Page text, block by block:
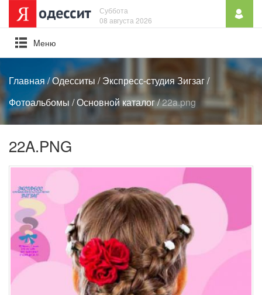
Суббота
08 августа 2026
Mеню
Главная/Одесситы /Экспресс-студия Зигзаг/
Фотоальбомы /Основной каталог/22a.png
22A.PNG